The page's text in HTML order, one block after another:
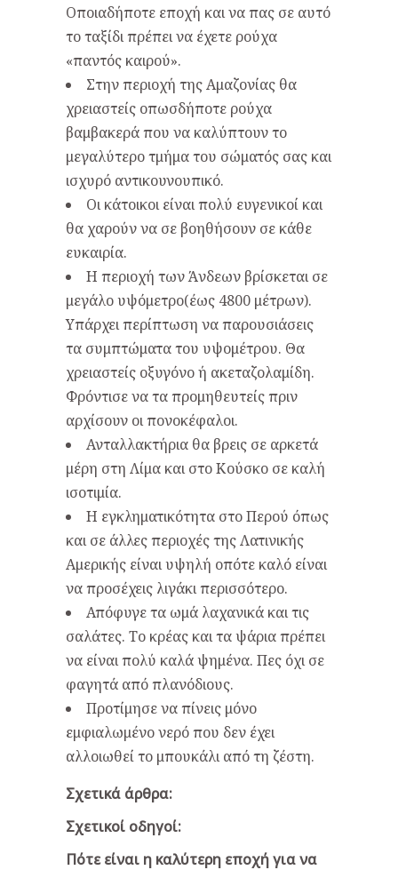
Οποιαδήποτε εποχή και να πας σε αυτό
το ταξίδι πρέπει να έχετε ρούχα
«παντός καιρού».
Στην περιοχή της Αμαζονίας θα
χρειαστείς οπωσδήποτε ρούχα
βαμβακερά που να καλύπτουν το
μεγαλύτερο τμήμα του σώματός σας και
ισχυρό αντικουνουπικό.
Οι κάτοικοι είναι πολύ ευγενικοί και
θα χαρούν να σε βοηθήσουν σε κάθε
ευκαιρία.
Η περιοχή των Άνδεων βρίσκεται σε
μεγάλο υψόμετρο(έως 4800 μέτρων).
Υπάρχει περίπτωση να παρουσιάσεις
τα συμπτώματα του υψομέτρου. Θα
χρειαστείς οξυγόνο ή ακεταζολαμίδη.
Φρόντισε να τα προμηθευτείς πριν
αρχίσουν οι πονοκέφαλοι.
Ανταλλακτήρια θα βρεις σε αρκετά
μέρη στη Λίμα και στο Κούσκο σε καλή
ισοτιμία.
Η εγκληματικότητα στο Περού όπως
και σε άλλες περιοχές της Λατινικής
Αμερικής είναι υψηλή οπότε καλό είναι
να προσέχεις λιγάκι περισσότερο.
Απόφυγε τα ωμά λαχανικά και τις
σαλάτες. Το κρέας και τα ψάρια πρέπει
να είναι πολύ καλά ψημένα. Πες όχι σε
φαγητά από πλανόδιους.
Προτίμησε να πίνεις μόνο
εμφιαλωμένο νερό που δεν έχει
αλλοιωθεί το μπουκάλι από τη ζέστη.
Σχετικά άρθρα:
Σχετικοί οδηγοί:
Πότε είναι η καλύτερη εποχή για να